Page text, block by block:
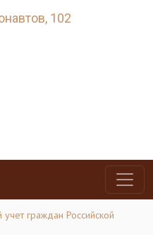
102
учет граждан Российской